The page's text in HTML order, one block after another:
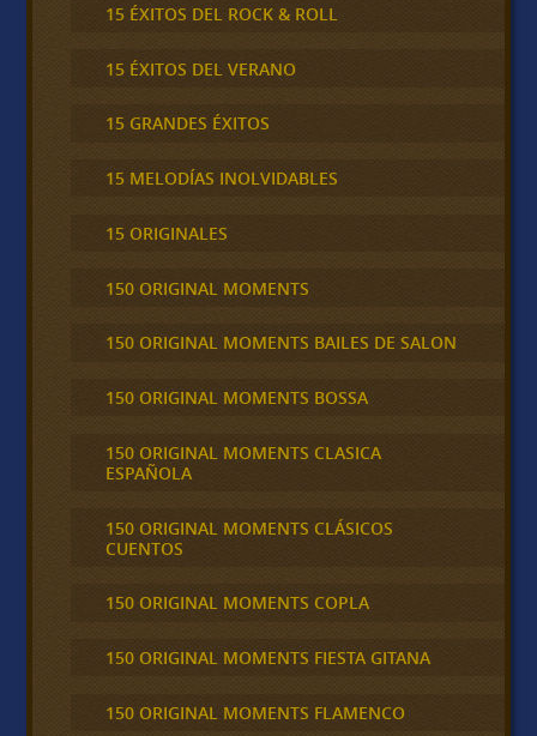
15 ÉXITOS DEL ROCK & ROLL
15 ÉXITOS DEL VERANO
15 GRANDES ÉXITOS
15 MELODÍAS INOLVIDABLES
15 ORIGINALES
150 ORIGINAL MOMENTS
150 ORIGINAL MOMENTS BAILES DE SALON
150 ORIGINAL MOMENTS BOSSA
150 ORIGINAL MOMENTS CLASICA
ESPAÑOLA
150 ORIGINAL MOMENTS CLÁSICOS
CUENTOS
150 ORIGINAL MOMENTS COPLA
150 ORIGINAL MOMENTS FIESTA GITANA
150 ORIGINAL MOMENTS FLAMENCO